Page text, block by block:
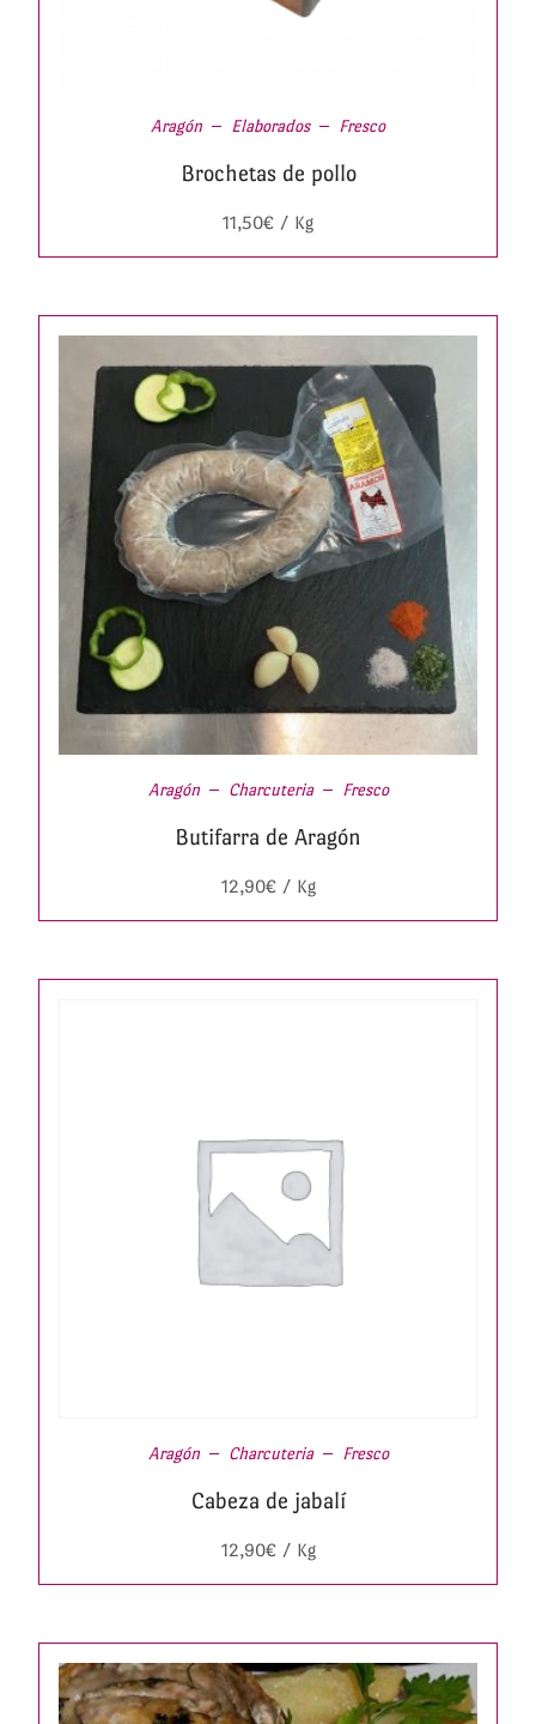
Aragón Elaborados Fresco
Brochetas de pollo
11,50€ / Kg
Aragón Charcuteria Fresco
Butifarra de Aragón
12,90€/ Kg
Aragón Charcuteria Fresco
Cabeza de jabalí
12,90€/ Kg